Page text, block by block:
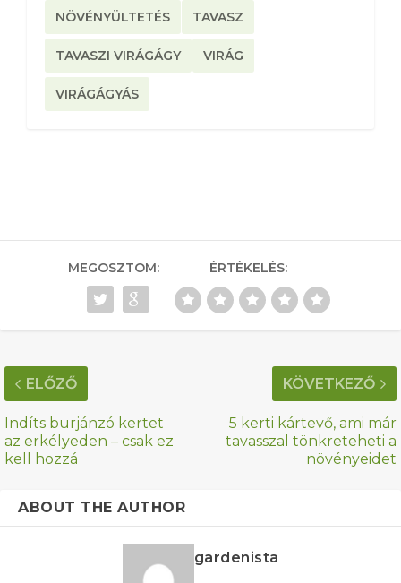
NÖVÉNYÜLTETÉS TAVASZ
TAVASZI VIRÁGÁGY VIRÁG
VIRÁGÁGYÁS
MEGOSZTOM: ÉRTÉKELÉS:
ELŐZŐ
Indíts burjánzó kertet
az erkélyeden – csak ez
kell hozzá
KÖVETKEZŐ
5 kerti kártevő, ami már
tavasszal tönkreteheti a
növényeidet
ABOUT THE AUTHOR
gardenista